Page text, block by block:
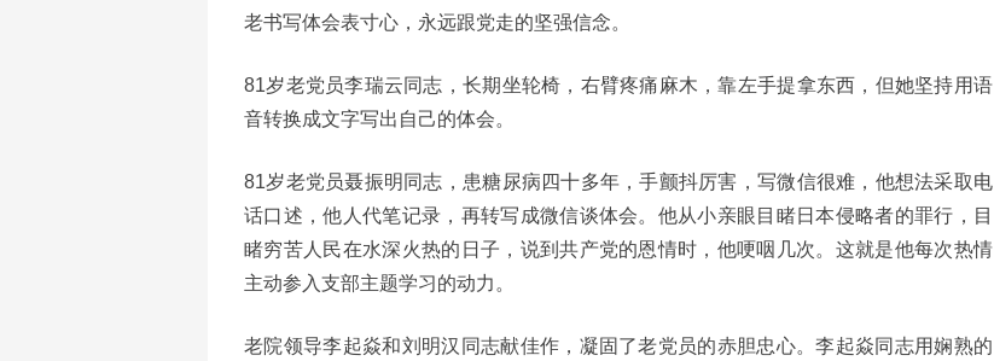
老书写体会表寸心，永远跟党走的坚强信念。
81岁老党员李瑞云同志，长期坐轮椅，右臂疼痛麻木，靠左手提拿东西，但她坚持用语
音转换成文字写出自己的体会。
81岁老党员聂振明同志，患糖尿病四十多年，手颤抖厉害，写微信很难，他想法采取电
话口述，他人代笔记录，再转写成微信谈体会。他从小亲眼目睹日本侵略者的罪行，目
睹穷苦人民在水深火热的日子，说到共产党的恩情时，他哽咽几次。这就是他每次热情
主动参入支部主题学习的动力。
老院领导李起焱和刘明汉同志献佳作，凝固了老党员的赤胆忠心。李起焱同志用娴熟的